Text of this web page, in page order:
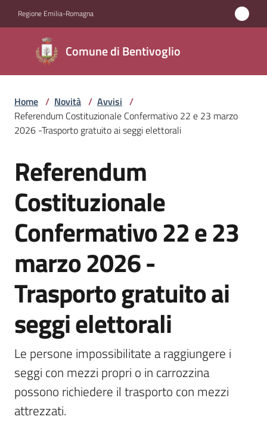
Regione Emilia-Romagna
Comune di Bentivoglio
Comune di
Bentivoglio
Amministrazione
Servizi
Vivere
Bentivoglio
Amministrazione
Trasparente
l
b
o
P
r
Home / Novità / Avvisi /
Referendum Costituzionale Confermativo 22 e 23 marzo
2026 -Trasporto gratuito ai seggi elettorali
Salta al contenuto
Referendum
Costituzionale
Confermativo 22 e 23
marzo 2026 -
Trasporto gratuito ai
seggi elettorali
Le persone impossibilitate a raggiungere i
seggi con mezzi propri o in carrozzina
possono richiedere il trasporto con mezzi
attrezzati.